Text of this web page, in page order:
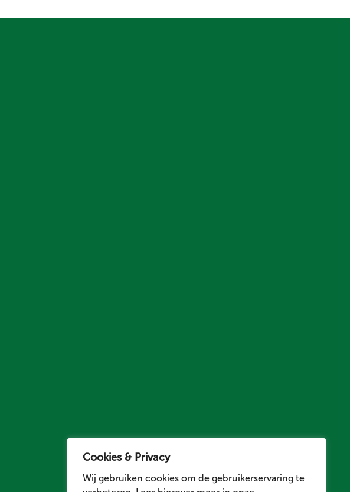
Cookies & Privacy
Wij gebruiken cookies om de gebruikerservaring te